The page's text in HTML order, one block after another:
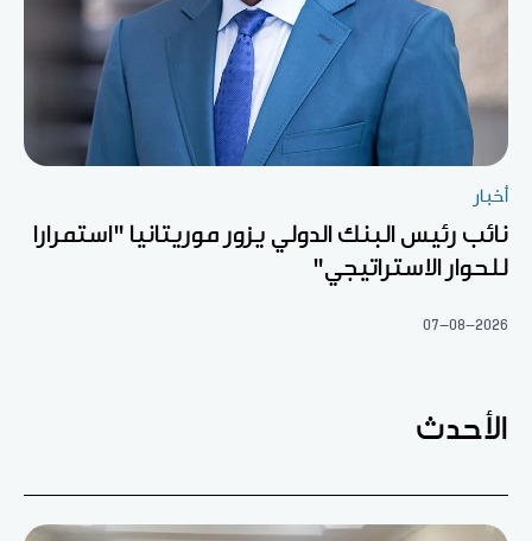
أخبار
نائب رئيس البنك الدولي يزور موريتانيا "استمرارا
للحوار الاستراتيجي"
07-08-2026
الأحدث